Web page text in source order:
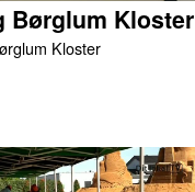
Børglum Kloster
Kloster